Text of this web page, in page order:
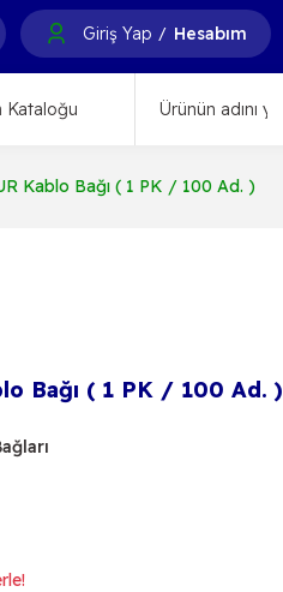
Giriş Yap / Hesabım
Kataloğu
Kablo Bağı ( 1 PK / 100 Ad. )
Bağı ( 1 PK / 100 Ad. )